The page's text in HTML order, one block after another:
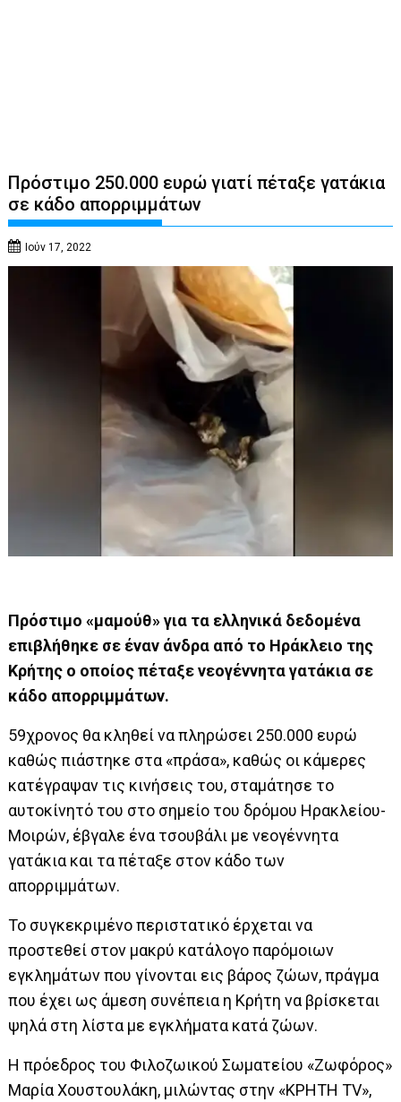
Πρόστιμο 250.000 ευρώ γιατί πέταξε γατάκια
σε κάδο απορριμμάτων
Ιούν 17, 2022
Πρόστιμο «μαμούθ» για τα ελληνικά δεδομένα
επιβλήθηκε σε έναν άνδρα από το Ηράκλειο της
Κρήτης ο οποίος πέταξε νεογέννητα γατάκια σε
κάδο απορριμμάτων.
59χρονος θα κληθεί να πληρώσει 250.000 ευρώ
καθώς πιάστηκε στα «πράσα», καθώς οι κάμερες
κατέγραψαν τις κινήσεις του, σταμάτησε το
αυτοκίνητό του στο σημείο του δρόμου Ηρακλείου-
Μοιρών, έβγαλε ένα τσουβάλι με νεογέννητα
γατάκια και τα πέταξε στον κάδο των
απορριμμάτων.
Το συγκεκριμένο περιστατικό έρχεται να
προστεθεί στον μακρύ κατάλογο παρόμοιων
εγκλημάτων που γίνονται εις βάρος ζώων, πράγμα
που έχει ως άμεση συνέπεια η Κρήτη να βρίσκεται
ψηλά στη λίστα με εγκλήματα κατά ζώων.
Η πρόεδρος του Φιλοζωικού Σωματείου «Ζωφόρος»
Μαρία Χουστουλάκη, μιλώντας στην «ΚΡΗΤΗ ΤV»,